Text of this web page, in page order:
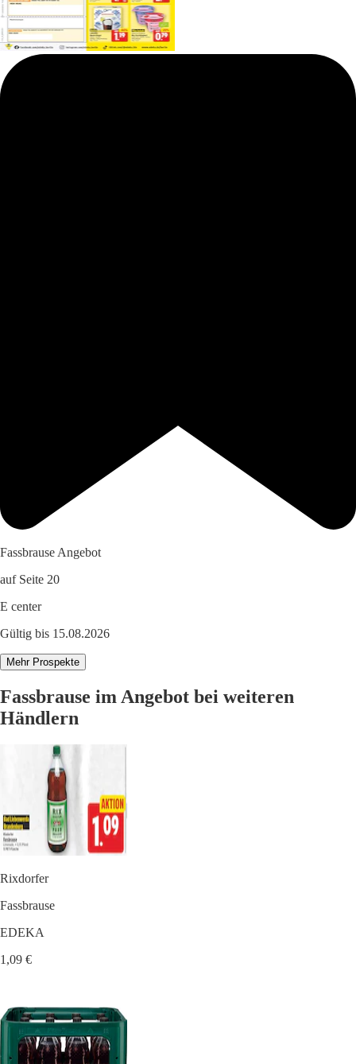
Fassbrause Angebot
auf Seite 20
E center
Gültig bis 15.08.2026
Mehr Prospekte
Fassbrause im Angebot bei weiteren
Händlern
Rixdorfer
Fassbrause
EDEKA
1,09 €